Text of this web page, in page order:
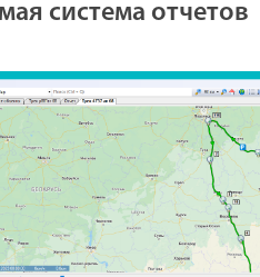
система отчетов